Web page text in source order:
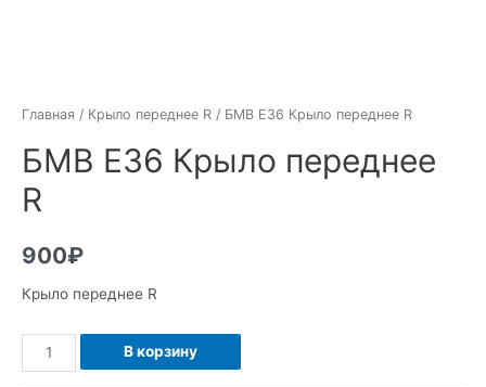
Главная / Крыло переднее R / БМВ Е36 Крыло переднее R
БМВ Е36 Крыло переднее
R
900₽
Крыло переднее R
Количество
БМВ
В корзину